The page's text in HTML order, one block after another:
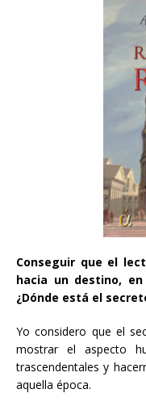
Conseguir que el
hacia un destino,
¿Dónde está el
Yo considero que el
mostrar el aspecto
trascendentales y
aquella época.